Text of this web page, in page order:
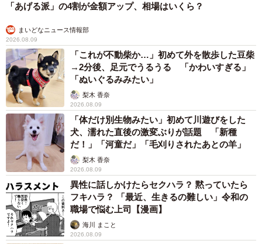
「あげる派」の4割が金額アップ、相場はいくら？
まいどなニュース情報部
2026.08.09
「これが不動柴か…」初めて外を散歩した豆柴
→2分後、足元でうるうる 「かわいすぎる」
「ぬいぐるみみたい」
梨木 香奈
2026.08.09
「体だけ別生物みたい」初めて川遊びをした
犬、濡れた直後の激変ぶりが話題 「新種
だ！」「河童だ」「毛刈りされたあとの羊」
梨木 香奈
2026.08.09
異性に話しかけたらセクハラ？ 黙っていたら
フキハラ？ 「最近、生きるの難しい」令和の
職場で悩む上司【漫画】
海川 まこと
2026.08.09